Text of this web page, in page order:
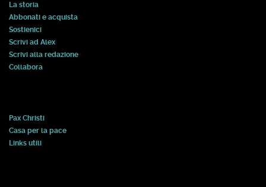
La storia
Abbonati e acquista
Sostienici
Scrivi ad Alex
Scrivi alla redazione
Collabora
Pax Christi
Casa per la pace
Links utili